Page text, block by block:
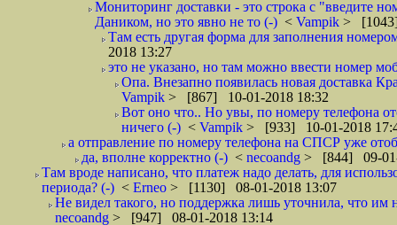
Мониторинг доставки - это строка с "введите
Даником, но это явно не то (-) < Vampik >
Там есть другая форма для заполнения
2018 13:27
это не указано, но там можно ввести номер
Опа. Внезапно появилась новая доставка
Vampik > [867] 10-01-2018 18:32
Вот оно что.. Но увы, по номеру телефона
ничего (-) < Vampik > [933] 10-01-2018
а отправление по номеру телефона на СПСР уже
да, вполне корректно (-) < necoandg > [844] 09-01-
Там вроде написано, что платеж надо делать, для
периода? (-) < Erneo > [1130] 08-01-2018 13:07
Не видел такого, но поддержка лишь уточнила, что
necoandg > [947] 08-01-2018 13:14